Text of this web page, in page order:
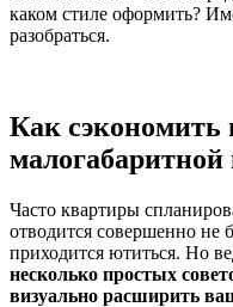
каком стиле оформить?
разобраться.
Как сэкономить
Часто квартиры
отводится совершенно не
приходится ютиться. Но
несколько простых
визуально расширить